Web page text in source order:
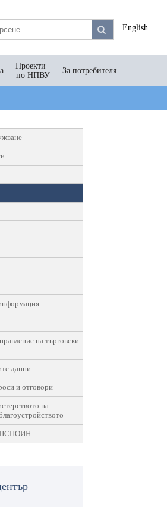
English
Проекти
по НПВУ
За потребителя
на търговски
данни
и отговори
на